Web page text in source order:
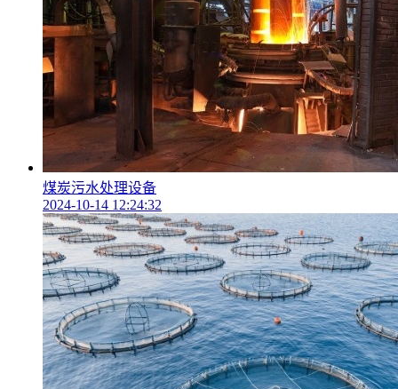
煤炭污水处理设备
2024-10-14 12:24:32